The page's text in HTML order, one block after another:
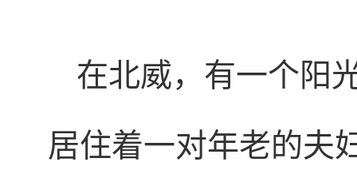
在北威，有一个阳
居住着一对年老的夫